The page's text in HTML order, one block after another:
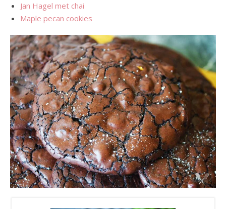
Jan Hagel met chai
Maple pecan cookies